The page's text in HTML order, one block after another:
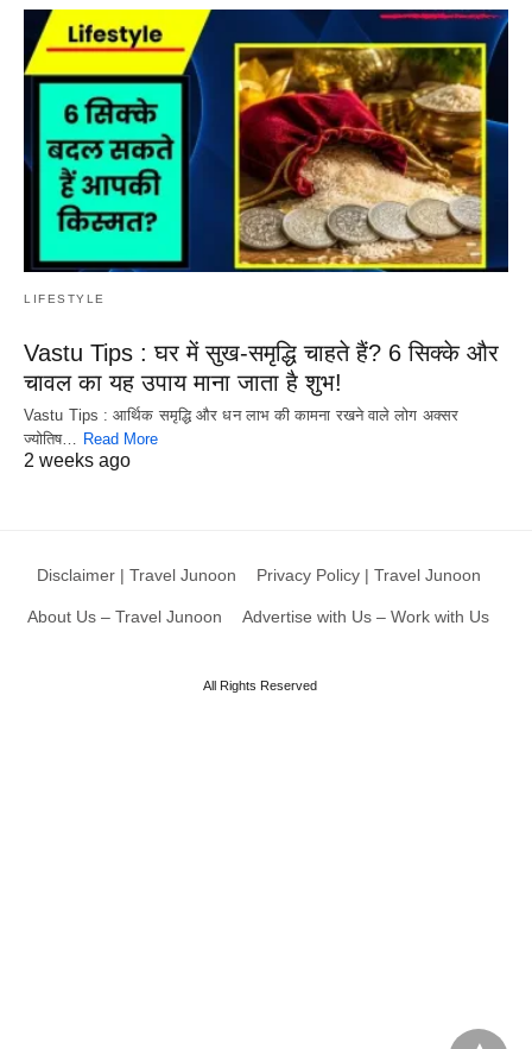
LIFESTYLE
Vastu Tips : घर में सुख-समृद्धि चाहते हैं? 6 सिक्के और
चावल का यह उपाय माना जाता है शुभ!
Vastu Tips : आर्थिक समृद्धि और धन लाभ की कामना रखने वाले लोग अक्सर
ज्योतिष… Read More
2 weeks ago
Disclaimer | Travel Junoon Privacy Policy | Travel Junoon
About Us – Travel Junoon Advertise with Us – Work with Us
All Rights Reserved